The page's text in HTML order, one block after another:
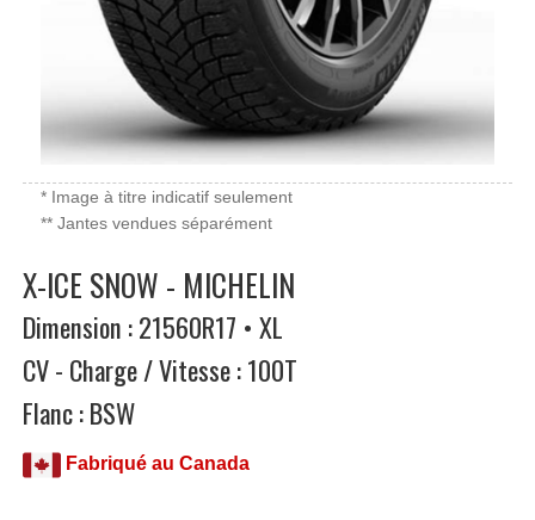
* Image à titre indicatif seulement
** Jantes vendues séparément
X-ICE SNOW - MICHELIN
Dimension : 21560R17 • XL
CV - Charge / Vitesse : 100T
Flanc : BSW
Fabriqué au Canada